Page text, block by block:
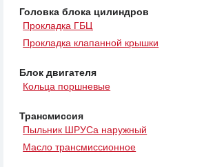
Головка блока цилиндров
Прокладка ГБЦ
Прокладка клапанной крышки
Блок двигателя
Кольца поршневые
Трансмиссия
Пыльник ШРУСа наружный
Масло трансмиссионное